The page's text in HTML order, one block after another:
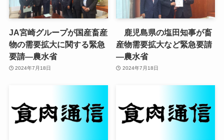
JA宮崎グループが国産畜産
物の需要拡大に関する緊急
要請—農水省
2024年7月18日
鹿児島県の塩田知事が畜
産物需要拡大など緊急要請
—農水省
2024年7月18日